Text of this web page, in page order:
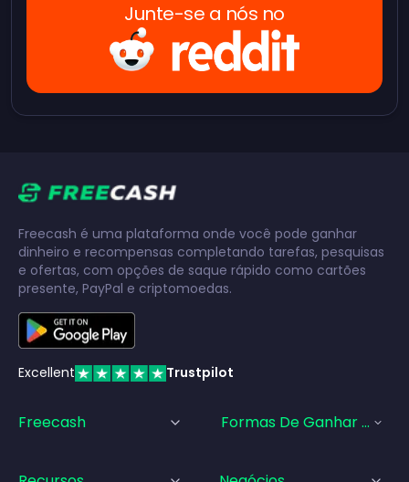
Junte-se a nós no
Freecash é uma plataforma onde você pode ganhar
dinheiro e recompensas completando tarefas, pesquisas
e ofertas, com opções de saque rápido como cartões
presente, PayPal e criptomoedas.
Excellent Trustpilot
Freecash Formas De Ganhar